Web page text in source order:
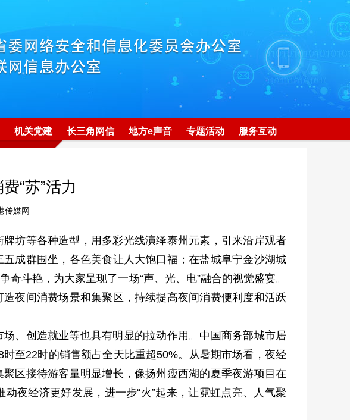
机关党建 长三角网信 地方e声音 专题活动 服务互动
“苏”活力
传媒网
坊等各种造型，用多彩光线演绎泰州元素，引来沿岸观者
成群围坐，各色美食让人大饱口福；在盐城阜宁金沙湖城
斗艳，为大家呈现了一场“声、光、电”融合的视觉盛宴。
夜间消费场景和集聚区，持续提高夜间消费便利度和活跃
、创造就业等也具有明显的拉动作用。中国商务部城市居
至22时的销售额占全天比重超50%。从暑期市场看，夜经
区接待游客量明显增长，像扬州瘦西湖的夏季夜游项目在
夜经济更好发展，进一步“火”起来，让霓虹点亮、人气聚